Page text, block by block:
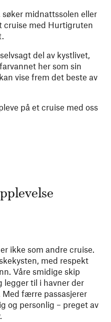
midnattssolen eller
cruise med Hurtigruten
del av kystlivet,
her som sin
vise frem det beste av
på et cruise med oss
ikke som andre cruise.
med respekt
Våre smidige skip
legger til i havner der
færre passasjerer
og personlig – preget av